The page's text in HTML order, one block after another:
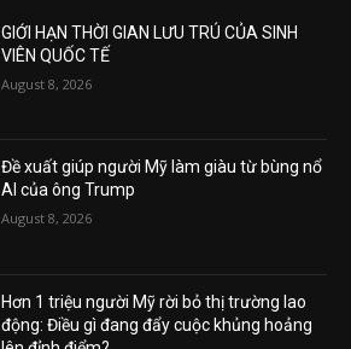
GIỚI HẠN THỜI GIAN LƯU TRÚ CỦA SINH
VIÊN QUỐC TẾ
August 8, 2026
Đề xuất giúp người Mỹ làm giàu từ bùng nổ
AI của ông Trump
August 8, 2026
Hơn 1 triệu người Mỹ rời bỏ thị trường lao
động: Điều gì đang đẩy cuộc khủng hoảng